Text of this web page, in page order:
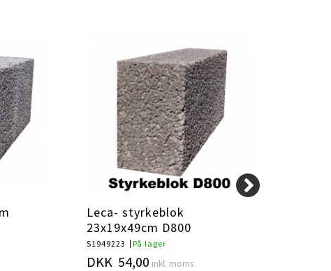
Leca- styrkeblok
23x19x49cm D800
S1949223 På lager
DKK 54,00 inkl. moms